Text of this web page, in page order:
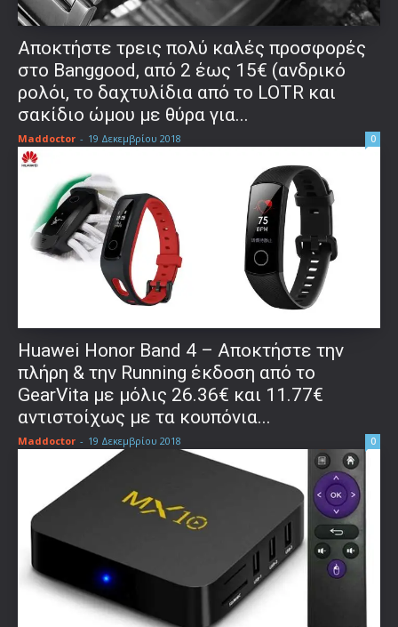
Αποκτήστε τρεις πολύ καλές προσφορές
στο Banggood, από 2 έως 15€ (ανδρικό
ρολόι, το δαχτυλίδια από το LOTR και
σακίδιο ώμου με θύρα για...
Maddoctor - 19 Δεκεμβρίου 2018 0
Huawei Honor Band 4 – Αποκτήστε την
πλήρη & την Running έκδοση από το
GearVita με μόλις 26.36€ και 11.77€
αντιστοίχως με τα κουπόνια...
Maddoctor - 19 Δεκεμβρίου 2018 0